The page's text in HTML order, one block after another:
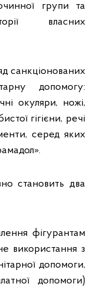
групи та
власних
санкціонованих
допомогу:
окуляри, ножі,
гігієни, речі
серед яких
становить два
фігурантам
використання з
допомоги,
допомоги)